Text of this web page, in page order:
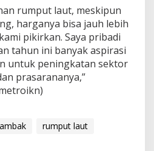
rumput laut, meskipun
harganya bisa jauh lebih
pikirkan. Saya pribadi
tahun ini banyak aspirasi
untuk peningkatan sektor
prasarananya,”
rumput laut